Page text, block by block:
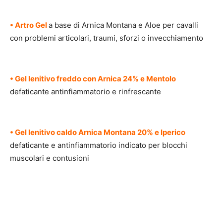
• Artro Gela base di Arnica Montana e Aloe per cavalli
con problemi articolari, traumi, sforzi o invecchiamento
• Gel lenitivo freddo con Arnica 24% e Mentolo
defaticante antinfiammatorio e rinfrescante
• Gel lenitivo caldo Arnica Montana 20% e Iperico
defaticante e antinfiammatorio indicato per blocchi
muscolari e contusioni